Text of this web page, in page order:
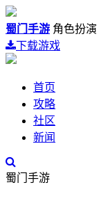
蜀门手游 角色扮演
下载游戏
首页
攻略
社区
新闻
蜀门手游